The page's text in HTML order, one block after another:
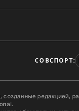
СОВСПОРТ:
редакцией,